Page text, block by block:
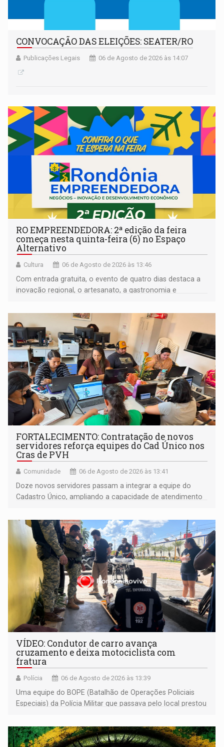
CONVOCAÇÃO DAS ELEIÇÕES: SEATER/RO
Publicações Legais 06 de Agosto de 2026 às 14:07
RO EMPREENDEDORA: 2ª edição da feira
começa nesta quinta-feira (6) no Espaço
Alternativo
Cultura 06 de Agosto de 2026 às 13:46
Com entrada gratuita, o evento de quatro dias destaca a
inovação regional, o artesanato, a gastronomia e
FORTALECIMENTO: Contratação de novos
servidores reforça equipes do Cad Único nos
Cras de PVH
Comunidade 06 de Agosto de 2026 às 13:41
Doze novos servidores passam a integrar a equipe do
Cadastro Único, ampliando a capacidade de atendimento
VÍDEO: Condutor de carro avança
cruzamento e deixa motociclista com
fratura
Polícia 06 de Agosto de 2026 às 13:39
Uma equipe do BOPE (Batalhão de Operações Policiais
Especiais) da Polícia Militar que passava pelo local prestou